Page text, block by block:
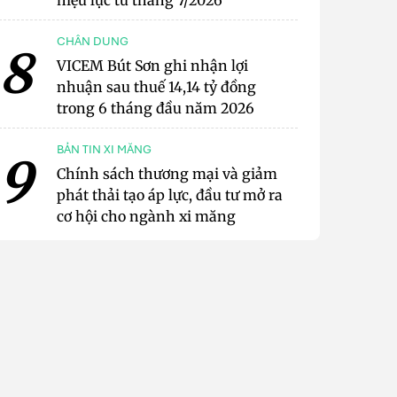
8 CHÂN DUNG
VICEM Bút Sơn ghi nhận lợi
nhuận sau thuế 14,14 tỷ đồng
trong 6 tháng đầu năm 2026
9 BẢN TIN XI MĂNG
Chính sách thương mại và giảm
phát thải tạo áp lực, đầu tư mở ra
cơ hội cho ngành xi măng